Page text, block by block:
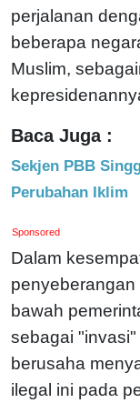
perjalanan
beberapa
Muslim,
Baca Juga :
Sekjen PBB
Perubahan Iklim
Sponsored
Dalam
penyeberangan
bawah
sebagai
berusaha
ilegal ini pada